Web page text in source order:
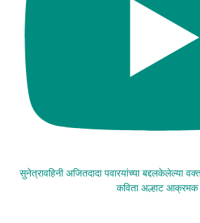
सुनेत्रावहिनी अजितदादा पवारयांच्या बद्दलकेलेल्या
कविता अल्हाट आक्रमक